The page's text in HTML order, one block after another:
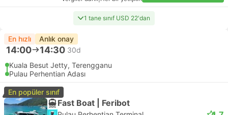
1 tane sınıf USD 22'dan
En hızlı Anlık onay
14:00 14:30 30d
Kuala Besut Jetty, Terengganu
Pulau Perhentian Adası
En popüler sınıf
Fast Boat | Feribot